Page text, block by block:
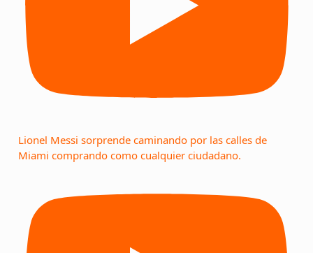
Lionel Messi sorprende caminando por las calles de
Miami comprando como cualquier ciudadano.